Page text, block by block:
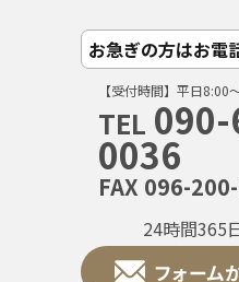
お急ぎの方はお電
【受付時間】平日8:00
TEL
0036
FAX 096-
24時間365